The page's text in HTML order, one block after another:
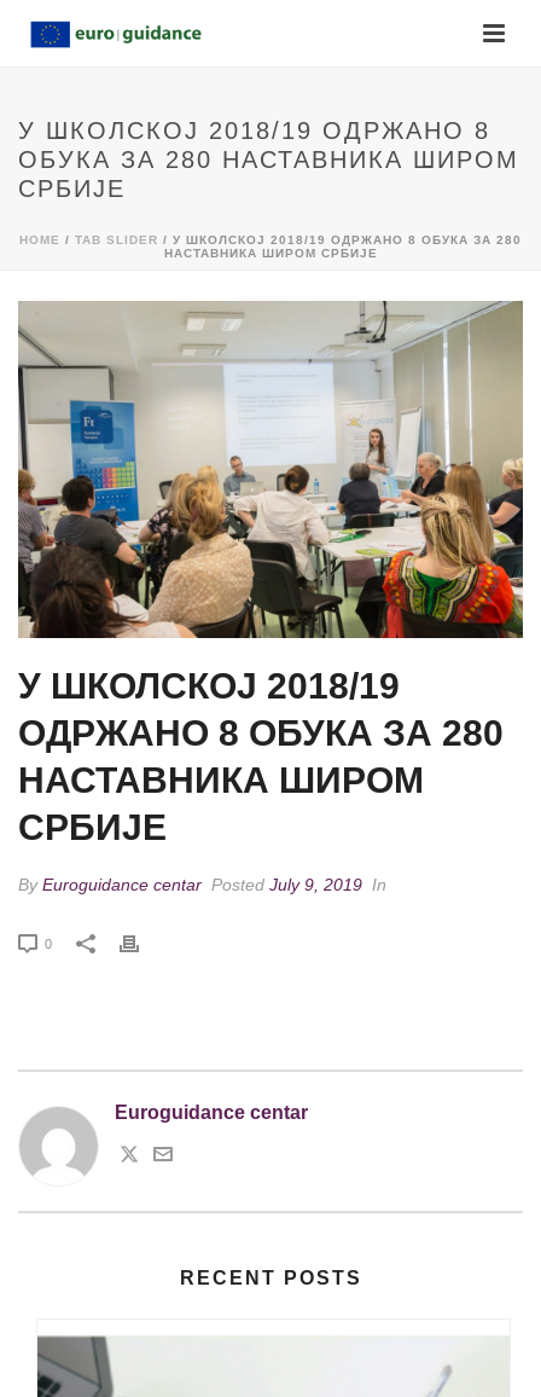
У ШКОЛСКОЈ 2018/19 ОДРЖАНО 8
ОБУКА ЗА 280 НАСТАВНИКА ШИРОМ
СРБИЈЕ
HOME / TAB SLIDER / У ШКОЛСКОЈ 2018/19 ОДРЖАНО 8 ОБУКА ЗА 280
НАСТАВНИКА ШИРОМ СРБИЈЕ
У ШКОЛСКОЈ 2018/19
ОДРЖАНО 8 ОБУКА ЗА 280
НАСТАВНИКА ШИРОМ
СРБИЈЕ
ByEuroguidance centar Posted July 9, 2019 In
0
Euroguidance centar
RECENT POSTS